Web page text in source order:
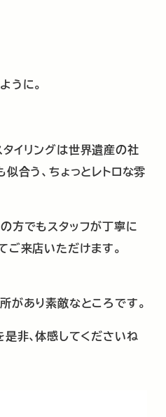
うに。
イリングは世界遺産の社
合う、ちょっとレトロな雰
方でもスタッフが丁寧に
ご来店いただけます。
があり素敵なところです。
是非､体感してくださいね